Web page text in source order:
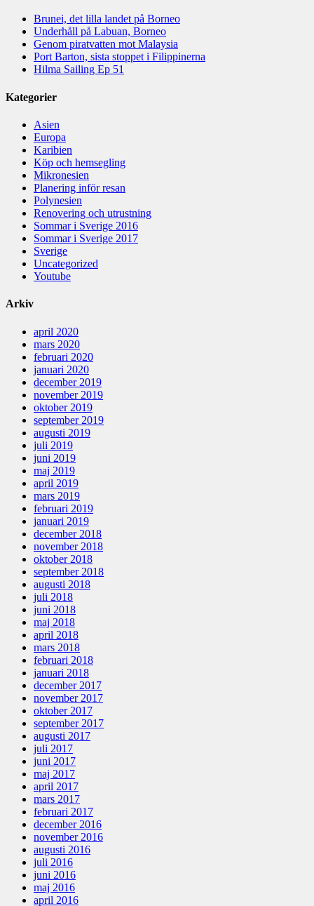
Brunei, det lilla landet på Borneo
Underhåll på Labuan, Borneo
Genom piratvatten mot Malaysia
Port Barton, sista stoppet i Filippinerna
Hilma Sailing Ep 51
Kategorier
Asien
Europa
Karibien
Köp och hemsegling
Mikronesien
Planering inför resan
Polynesien
Renovering och utrustning
Sommar i Sverige 2016
Sommar i Sverige 2017
Sverige
Uncategorized
Youtube
Arkiv
april 2020
mars 2020
februari 2020
januari 2020
december 2019
november 2019
oktober 2019
september 2019
augusti 2019
juli 2019
juni 2019
maj 2019
april 2019
mars 2019
februari 2019
januari 2019
december 2018
november 2018
oktober 2018
september 2018
augusti 2018
juli 2018
juni 2018
maj 2018
april 2018
mars 2018
februari 2018
januari 2018
december 2017
november 2017
oktober 2017
september 2017
augusti 2017
juli 2017
juni 2017
maj 2017
april 2017
mars 2017
februari 2017
december 2016
november 2016
augusti 2016
juli 2016
juni 2016
maj 2016
april 2016